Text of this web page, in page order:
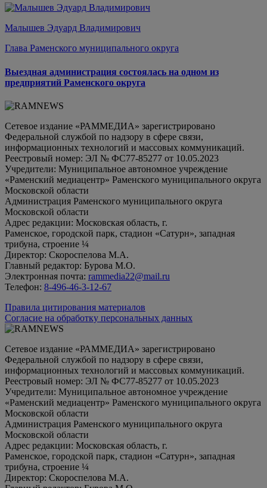
Малышев Эдуард Владимирович
Глава Раменского муниципального округа
Выездная администрация состоялась на одном из
предприятий Раменского округа
Сетевое издание «РАММЕДИА» зарегистрировано
Федеральной службой по надзору в сфере связи,
информационных технологий и массовых коммуникаций.
Реестровый номер: ЭЛ № ФС77-85277 от 10.05.2023
Учредители: Муниципальное автономное учреждение
«Раменский медиацентр» Раменского муниципального округа
Московской области
Администрация Раменского муниципального округа
Московской области
Адрес редакции: Московская область, г.
Раменское, городской парк, стадион «Сатурн», западная
трибуна, строение ¼
Директор: Скороспелова М.А.
Главный редактор: Бурова М.О.
Электронная почта: rammedia22@mail.ru
Телефон: 8-496-46-3-12-67
Правила цитирования материалов
Согласие на обработку персональных данных
Сетевое издание «РАММЕДИА» зарегистрировано
Федеральной службой по надзору в сфере связи,
информационных технологий и массовых коммуникаций.
Реестровый номер: ЭЛ № ФС77-85277 от 10.05.2023
Учредители: Муниципальное автономное учреждение
«Раменский медиацентр» Раменского муниципального округа
Московской области
Администрация Раменского муниципального округа
Московской области
Адрес редакции: Московская область, г.
Раменское, городской парк, стадион «Сатурн», западная
трибуна, строение ¼
Директор: Скороспелова М.А.